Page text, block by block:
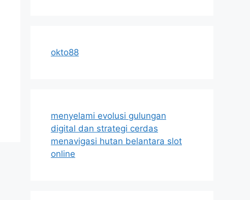
okto88
menyelami evolusi gulungan
digital dan strategi cerdas
menavigasi hutan belantara slot
online